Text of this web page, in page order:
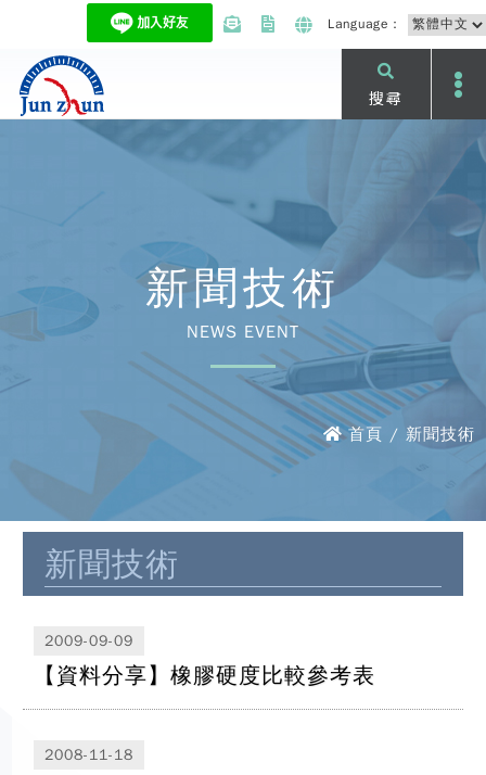
Language：
搜尋
新聞技術
NEWS EVENT
首頁 / 新聞技術
新聞技術
2009-09-09
【資料分享】橡膠硬度比較參考表
2008-11-18